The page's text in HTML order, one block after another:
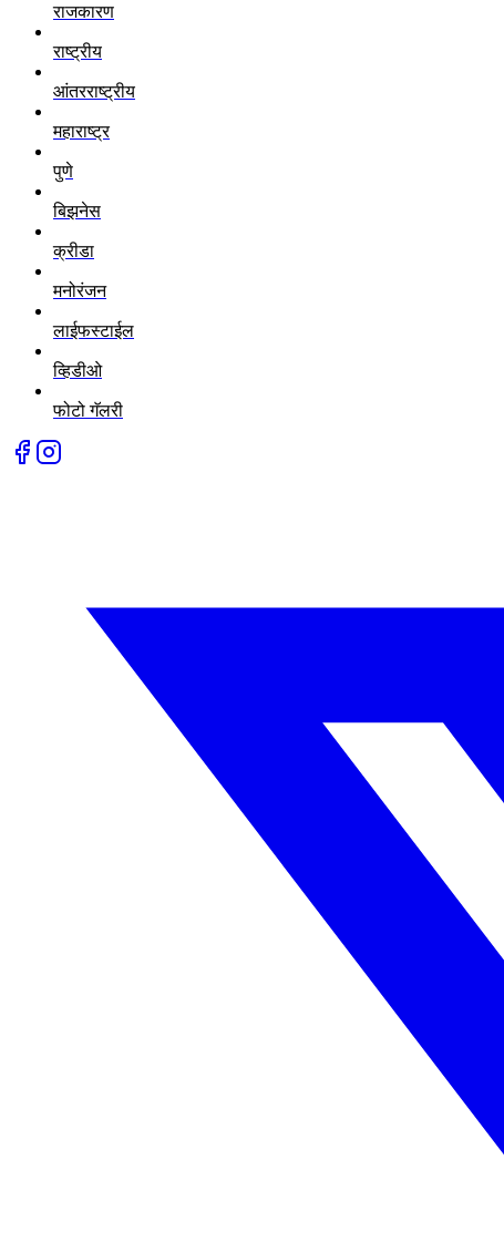
राजकारण
राष्ट्रीय
आंतरराष्ट्रीय
महाराष्ट्र
पुणे
बिझनेस
क्रीडा
मनोरंजन
लाईफस्टाईल
व्हिडीओ
फोटो गॅलरी